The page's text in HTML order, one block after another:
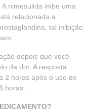
nimesulida inibe uma
relacionada a
tal inibição
depois que você
da dor. A resposta
2 horas após o uso do
horas.